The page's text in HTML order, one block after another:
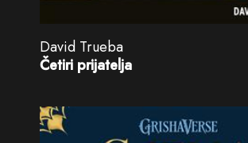
David Trueba
Četiri prijatelja